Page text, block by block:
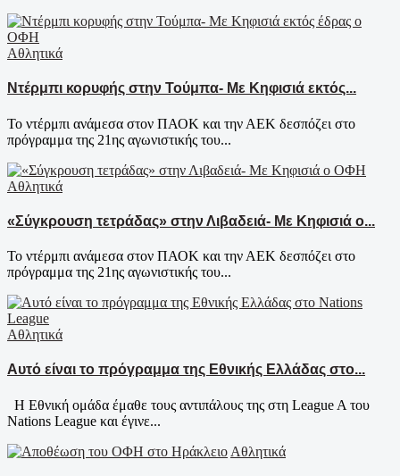
Αθλητικά
Ντέρμπι κορυφής στην Τούμπα- Με Κηφισιά εκτός...
Το ντέρμπι ανάμεσα στον ΠΑΟΚ και την ΑΕΚ δεσπόζει στο
πρόγραμμα της 21ης αγωνιστικής του...
Αθλητικά
«Σύγκρουση τετράδας» στην Λιβαδειά- Με Κηφισιά ο...
Το ντέρμπι ανάμεσα στον ΠΑΟΚ και την ΑΕΚ δεσπόζει στο
πρόγραμμα της 21ης αγωνιστικής του...
Αθλητικά
Αυτό είναι το πρόγραμμα της Εθνικής Ελλάδας στο...
Η Εθνική ομάδα έμαθε τους αντιπάλους της στη League A του
Nations League και έγινε...
Αθλητικά